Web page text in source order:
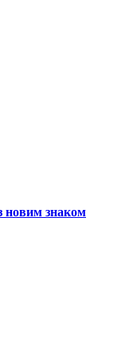
новим знаком